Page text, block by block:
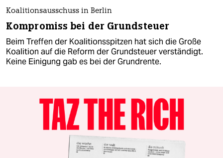
Koalitionsausschuss in Berlin
Kompromiss bei der Grundsteuer
Beim Treffen der Koalitionsspitzen hat sich die Große
Koalition auf die Reform der Grundsteuer verständigt.
Keine Einigung gab es bei der Grundrente.